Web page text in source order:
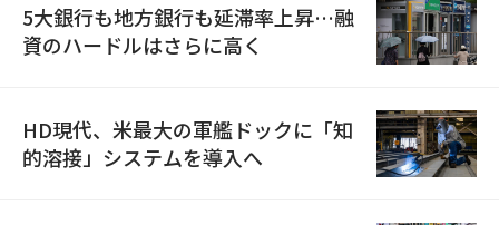
5大銀行も地方銀行も延滞率上昇…融
資のハードルはさらに高く
HD現代、米最大の軍艦ドックに「知
的溶接」システムを導入へ